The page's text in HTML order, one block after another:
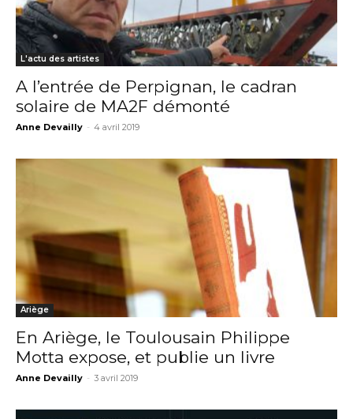
L'actu des artistes
A l’entrée de Perpignan, le cadran
solaire de MA2F démonté
Anne Devailly - 4 avril 2019
Ariège
En Ariège, le Toulousain Philippe
Motta expose, et publie un livre
Anne Devailly - 3 avril 2019